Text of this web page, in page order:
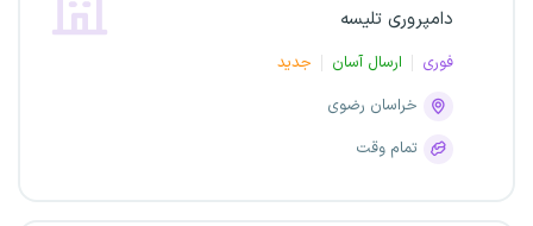
دامپروری تلیسه
فوری ارسال آسان
جدید
خراسان رضوی
تمام وقت